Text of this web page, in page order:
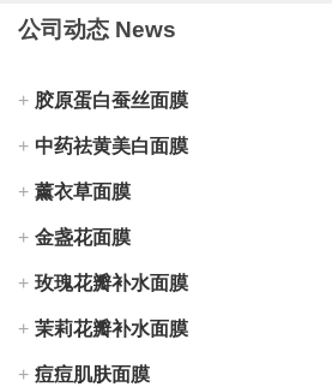
公司动态 News
胶原蛋白蚕丝面膜
中药祛黄美白面膜
薰衣草面膜
金盏花面膜
玫瑰花瓣补水面膜
茉莉花瓣补水面膜
痘痘肌肤面膜